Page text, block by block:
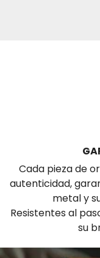
Cada pieza de
autenticidad,
metal y
Resistentes al
su